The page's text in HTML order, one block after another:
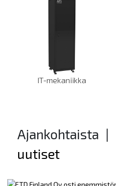
IT-mekaniikka
Ajankohtaista |
uutiset